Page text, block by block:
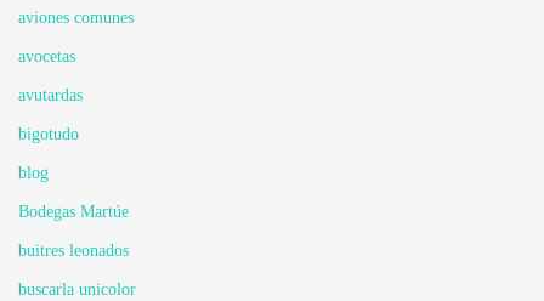
aviones comunes
avocetas
avutardas
bigotudo
blog
Bodegas Martúe
buitres leonados
buscarla unicolor